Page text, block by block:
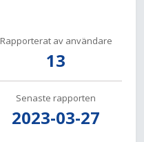
Rapporterat av användare
13
Senaste rapporten
2023-03-27